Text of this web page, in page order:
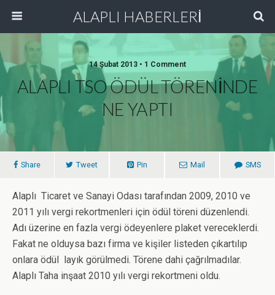
ALAPLI HABERLERİ
14 Şubat 2013 • 1 Comment
ALAPLI TSO ÖDÜL TÖRENİNDE
NE YAPTI
Share Tweet Pin Mail SMS
Alaplı Ticaret ve Sanayi Odası tarafından 2009, 2010 ve
2011 yılı vergi rekortmenleri için ödül töreni düzenlendi.
Adı üzerine en fazla vergi ödeyenlere plaket vereceklerdi.
Fakat ne olduysa bazı firma ve kişiler listeden çıkartılıp
onlara ödül layık görülmedi. Törene dahi çağrılmadılar.
Alaplı Taha inşaat 2010 yılı vergi rekortmeni oldu.